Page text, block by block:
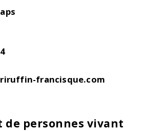
francisque.com
de personnes vivant